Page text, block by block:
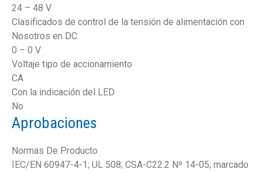
24 – 48 V
Clasificados de control de la tensión de alimentación con
Nosotros en DC
0 – 0 V
Voltaje tipo de accionamiento
CA
Con la indicación del LED
No
Aprobaciones
Normas De Producto
IEC/EN 60947-4-1; UL 508; CSA-C22.2 Nº 14-05; marcado